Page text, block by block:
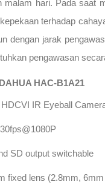
malam hari. Pada saat
terhadap
dengan jarak
pengawasan
HAC-B1A21
IR Eyeball
SD output switchable
fixed lens (2.8mm, 6mm